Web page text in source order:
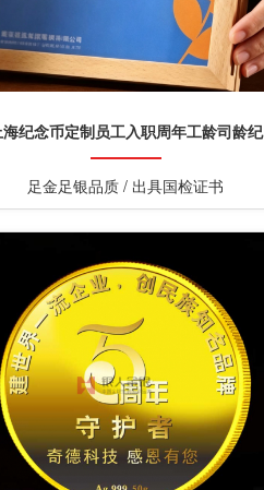
纪念币定制员工入职周年工龄司龄纪
念币定制
足金足银品质 / 出具国检证书